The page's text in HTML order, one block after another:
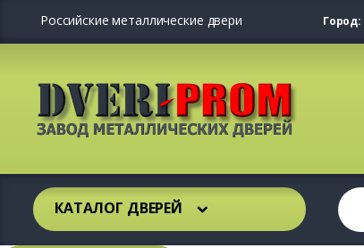
Российские металлические двери Город:
КАТАЛОГ ДВЕРЕЙ